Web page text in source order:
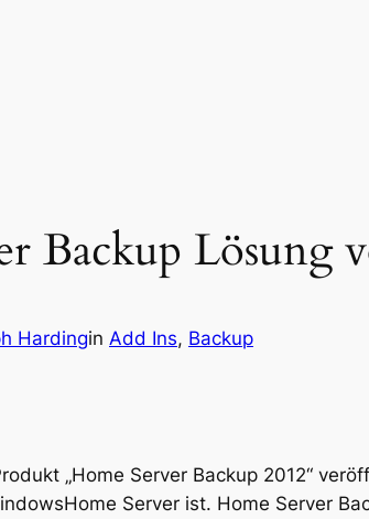
Backup Lösung
Hardingin Add Ins, Backup
„Home Server Backup 2012“
Server ist. Home Server